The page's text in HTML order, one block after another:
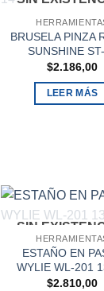
BRUSELA PINZA
SUNSHINE
$2.186,00
LEER MÁS
SIN
ESTAÑO EN
WYLIE WL-201
$2.810,00